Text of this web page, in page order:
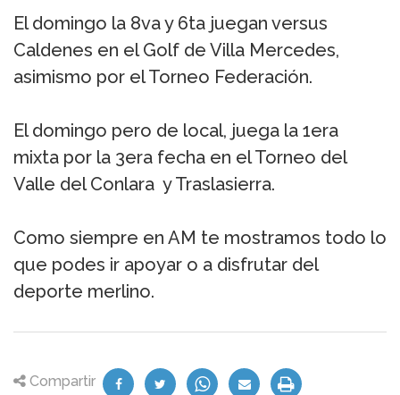
El domingo la 8va y 6ta juegan versus
Caldenes en el Golf de Villa Mercedes,
asimismo por el Torneo Federación.
El domingo pero de local, juega la 1era
mixta por la 3era fecha en el Torneo del
Valle del Conlara y Traslasierra.
Como siempre en AM te mostramos todo lo
que podes ir apoyar o a disfrutar del
deporte merlino.
Compartir